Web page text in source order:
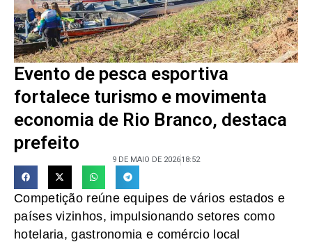
Evento de pesca esportiva
fortalece turismo e movimenta
economia de Rio Branco, destaca
prefeito
9 DE MAIO DE 202618:52
Competição reúne equipes de vários estados e
países vizinhos, impulsionando setores como
hotelaria, gastronomia e comércio local